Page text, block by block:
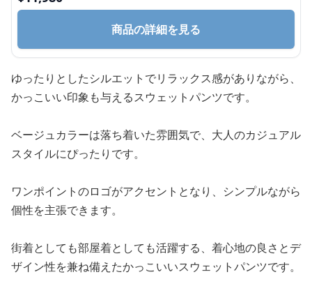
商品の詳細を見る
ゆったりとしたシルエットでリラックス感がありながら、
かっこいい印象も与えるスウェットパンツです。
ベージュカラーは落ち着いた雰囲気で、大人のカジュアル
スタイルにぴったりです。
ワンポイントのロゴがアクセントとなり、シンプルながら
個性を主張できます。
街着としても部屋着としても活躍する、着心地の良さとデ
ザイン性を兼ね備えたかっこいいスウェットパンツです。